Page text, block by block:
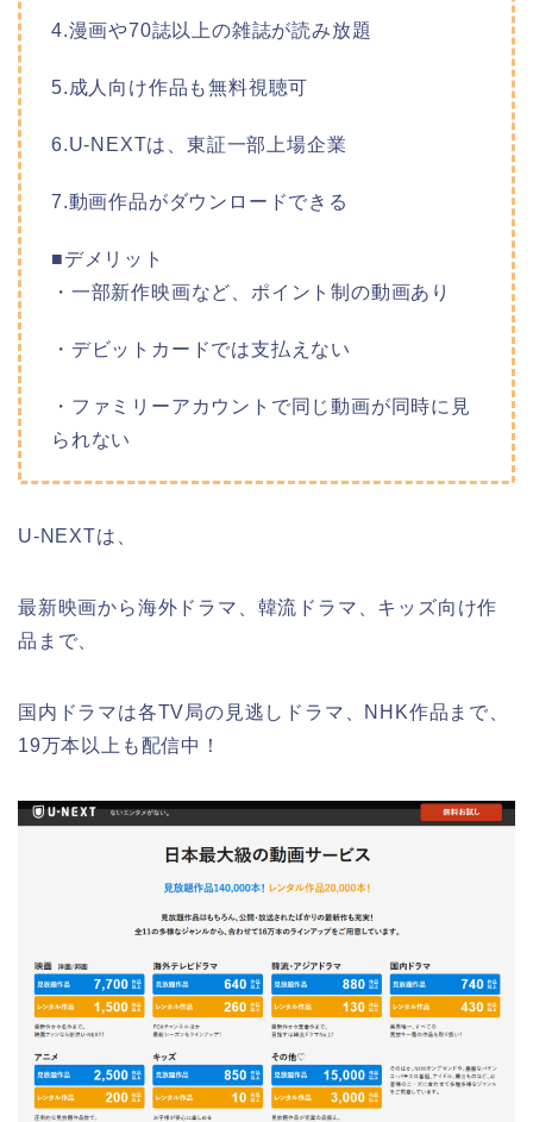
4.漫画や70誌以上の雑誌が読み放題
5.成人向け作品も無料視聴可
6.U-NEXTは、東証一部上場企業
7.動画作品がダウンロードできる
■デメリット
・一部新作映画など、ポイント制の動画あり
・デビットカードでは支払えない
・ファミリーアカウントで同じ動画が同時に見
られない
U-NEXTは、
最新映画から海外ドラマ、韓流ドラマ、キッズ向け作
品まで、
国内ドラマは各TV局の見逃しドラマ、NHK作品まで、
19万本以上も配信中！